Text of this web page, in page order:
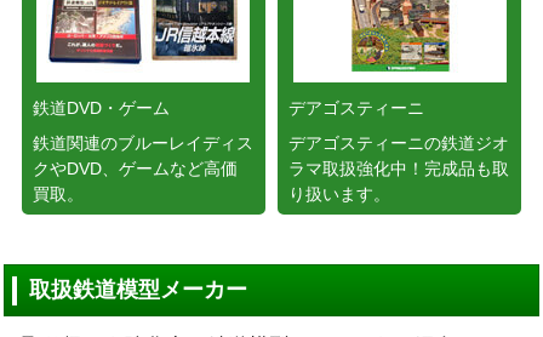
鉄道DVD・ゲーム
鉄道関連のブルーレイディス
クやDVD、ゲームなど高価
買取。
デアゴスティーニ
デアゴスティーニの鉄道ジオ
ラマ取扱強化中！完成品も取
り扱います。
取扱鉄道模型メーカー